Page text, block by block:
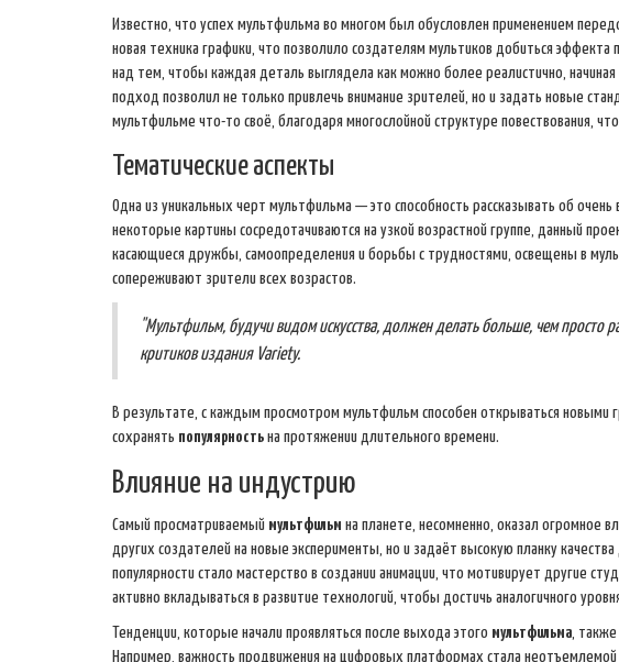
Известно, что успех мультфильма во многом был обусловлен применением
новая техника графики, что позволило создателям мультиков добиться
над тем, чтобы каждая деталь выглядела как можно более реалистично,
подход позволил не только привлечь внимание зрителей, но и задать новые
мультфильме что-то своё, благодаря многослойной структуре повествования,
Тематические аспекты
Одна из уникальных черт мультфильма — это способность рассказывать об
некоторые картины сосредотачиваются на узкой возрастной группе, данный
касающиеся дружбы, самоопределения и борьбы с трудностями, освещены в
сопереживают зрители всех возрастов.
"Мультфильм, будучи видом искусства, должен делать больше, чем
критиков издания Variety.
В результате, с каждым просмотром мультфильм способен открываться новыми
сохранять популярность на протяжении длительного времени.
Влияние на индустрию
Самый просматриваемый мультфильм на планете, несомненно, оказал огромное
других создателей на новые эксперименты, но и задаёт высокую планку
популярности стало мастерство в создании анимации, что мотивирует другие
активно вкладываться в развитие технологий, чтобы достичь аналогичного
Тенденции, которые начали проявляться после выхода этого мультфильма, также
Например, важность продвижения на цифровых платформах стала неотъемлемой